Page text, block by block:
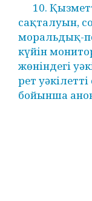
10.
сақталуын,
моральдық-
күйін
жөніндегі
рет
бойынша